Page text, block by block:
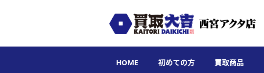
HOME 初めての方 買取商品